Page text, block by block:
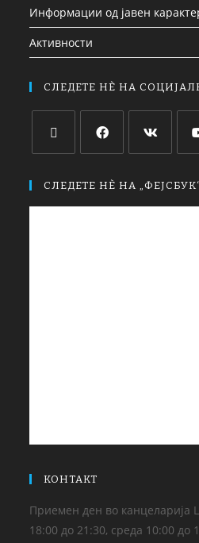
Информации од јавен
Активности
СЛЕДЕТЕ НЀ НА
СЛЕДЕТЕ НЀ НА
КОНТАКТ
Приемен ден во канцеларија
18:00 до 21:30, среда 10:00 до